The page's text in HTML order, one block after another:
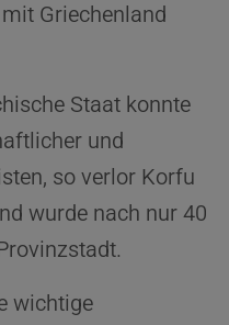
Griechenland
Staat konnte
und
so verlor Korfu
wurde nach nur 40
wichtige